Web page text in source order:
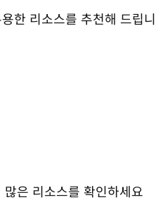
한 리소스를 추천해 드립니
은 리소스를 확인하세요